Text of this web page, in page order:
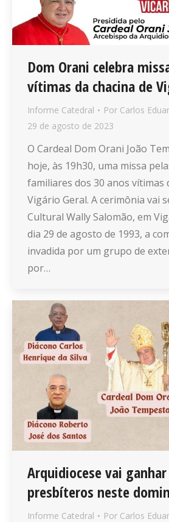
Dom Orani celebra
vítimas da chacina de
Informe Catedral Por Carlos
29 de agosto de 2023
O Cardeal Dom Orani João
hoje, às 19h30, uma missa
familiares dos 30 anos vítimas
Vigário Geral. A cerimônia vai
Cultural Wally Salomão, em
dia 29 de agosto de 1993, a
invadida por um grupo de
por…
Arquidiocese vai
presbíteros neste
Informe Catedral Por Carlos